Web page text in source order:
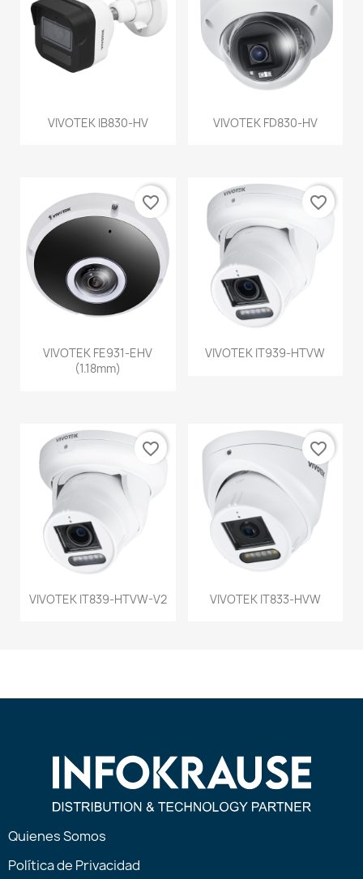
VIVOTEK IB830-HV VIVOTEK FD830-HV
VIVOTEK FE931-EHV
(1.18mm)
favorite_border
VIVOTEK IT939-HTVW
favorite_border
VIVOTEK IT839-HTVW-V2
favorite_border
VIVOTEK IT833-HVW
favorite_border
Quienes Somos
Política de Privacidad